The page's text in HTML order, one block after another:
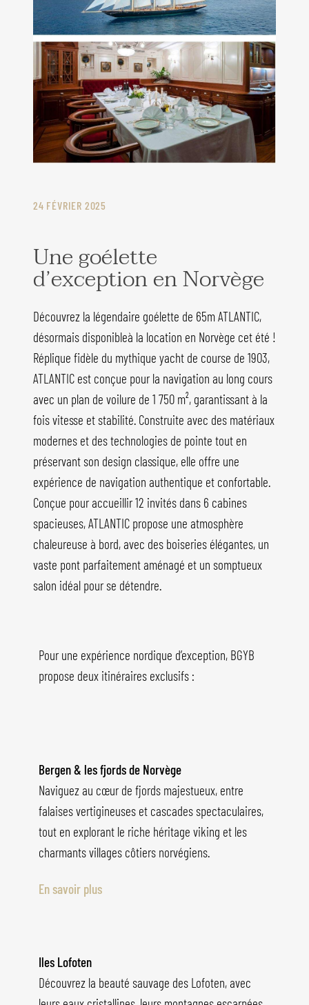
24 FÉVRIER 2025
Une goélette
d’exception en Norvège
Découvrez la légendaire goélette de 65m ATLANTIC,
désormais disponibleà la location en Norvège cet été !
Réplique fidèle du mythique yacht de course de 1903,
ATLANTIC est conçue pour la navigation au long cours
avec un plan de voilure de 1 750 m², garantissant à la
fois vitesse et stabilité. Construite avec des matériaux
modernes et des technologies de pointe tout en
préservant son design classique, elle offre une
expérience de navigation authentique et confortable.
Conçue pour accueillir 12 invités dans 6 cabines
spacieuses, ATLANTIC propose une atmosphère
chaleureuse à bord, avec des boiseries élégantes, un
vaste pont parfaitement aménagé et un somptueux
salon idéal pour se détendre.
Pour une expérience nordique d’exception, BGYB
propose deux itinéraires exclusifs :
Bergen & les fjords de Norvège
Naviguez au cœur de fjords majestueux, entre
falaises vertigineuses et cascades spectaculaires,
tout en explorant le riche héritage viking et les
charmants villages côtiers norvégiens.
En savoir plus
Iles Lofoten
Découvrez la beauté sauvage des Lofoten, avec